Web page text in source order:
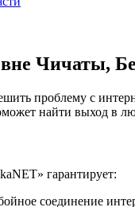
Чичаты,
проблему с
найти выход в
гарантирует:
соединение